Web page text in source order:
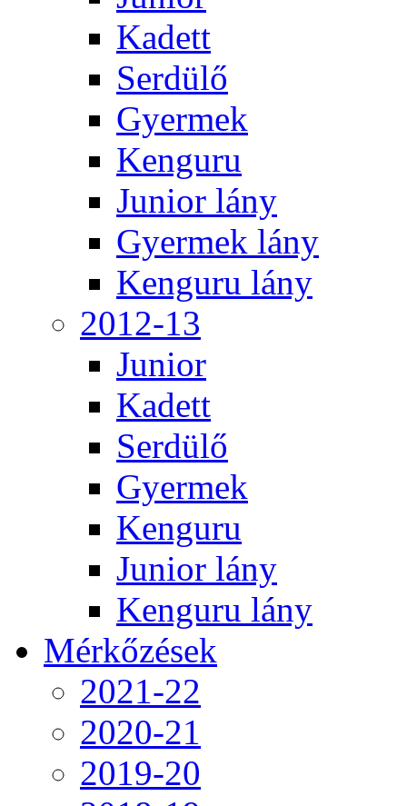
Kadett
Serdülő
Gyermek
Kenguru
Junior lány
Gyermek lány
Kenguru lány
2012-13
Junior
Kadett
Serdülő
Gyermek
Kenguru
Junior lány
Kenguru lány
Mérkőzések
2021-22
2020-21
2019-20